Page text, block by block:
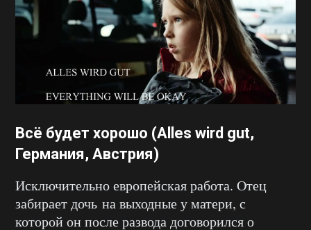
Всё будет хорошо (Alles wird gut,
Германия, Австрия)
Исключительно европейская работа. Отец
забирает дочь на выходные у матери, с
которой он после развода договорился о